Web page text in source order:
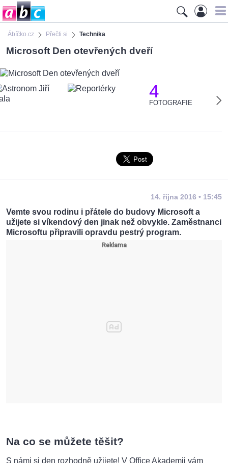
Ábíčko.cz Přečti si Technika
Microsoft Den otevřených dveří
4
FOTOGRAFIE
14. října 2016 • 15:45
Vemte svou rodinu i přátele do budovy Microsoft a
užijete si víkendový den jinak než obvykle. Zaměstnanci
Microsoftu připravili opravdu pestrý program.
Na co se můžete těšit?
S námi si den rozhodně užijete! V Office Akademii vám